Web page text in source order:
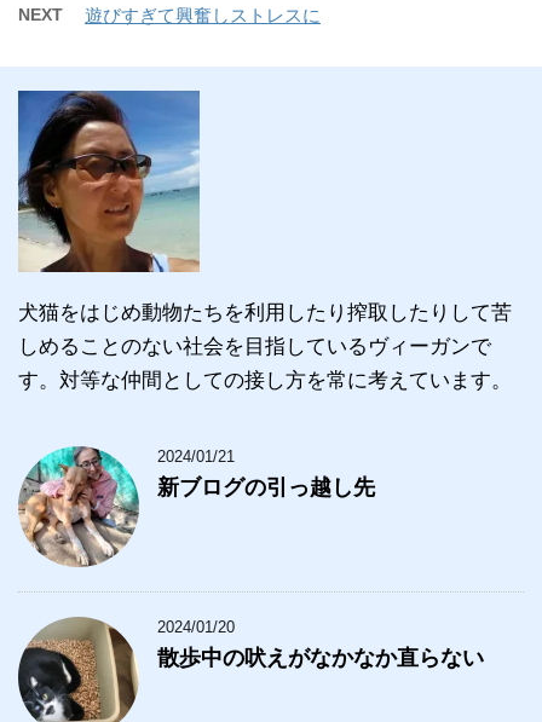
NEXT 遊びすぎて興奮しストレスに
犬猫をはじめ動物たちを利用したり搾取したりして苦
しめることのない社会を目指しているヴィーガンで
す。対等な仲間としての接し方を常に考えています。
2024/01/21
新ブログの引っ越し先
2024/01/20
散歩中の吠えがなかなか直らない